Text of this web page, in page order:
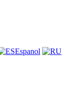
Espanol